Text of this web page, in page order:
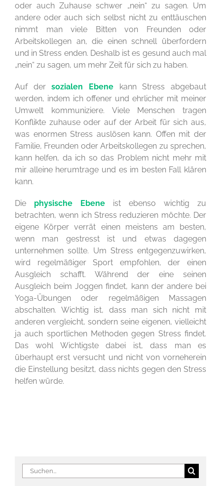
oder auch Zuhause schwer „nein“ zu sagen. Um
andere oder auch sich selbst nicht zu enttäuschen
nimmt man viele Bitten von Freunden oder
Arbeitskollegen an, die einen schnell überfordern
und in Stress enden. Deshalb ist es gesund auch mal
„nein“ zu sagen, um mehr Zeit für sich zu haben.
Auf dersozialen Ebene kann Stress abgebaut
werden, indem ich offener und ehrlicher mit meiner
Umwelt kommuniziere. Viele Menschen tragen
Konflikte zuhause oder auf der Arbeit für sich aus,
was enormen Stress auslösen kann. Offen mit der
Familie, Freunden oder Arbeitskollegen zu sprechen,
kann helfen, da ich so das Problem nicht mehr mit
mir alleine herumtrage und es im besten Fall klären
kann.
Die physische Ebene ist ebenso wichtig zu
betrachten, wenn ich Stress reduzieren möchte. Der
eigene Körper verrät einen meistens am besten,
wenn man gestresst ist und etwas dagegen
unternehmen sollte. Um Stress entgegenzuwirken,
wird regelmäßiger Sport empfohlen, der einen
Ausgleich schafft. Während der eine seinen
Ausgleich beim Joggen findet, kann der andere bei
Yoga-Übungen oder regelmäßigen Massagen
abschalten. Wichtig ist, dass man sich nicht mit
anderen vergleicht, sondern seine eigenen, vielleicht
ja auch sportlichen Methoden gegen Stress findet.
Das wohl Wichtigste dabei ist, dass man es
überhaupt erst versucht und nicht von vorneherein
die Einstellung besitzt, dass nichts gegen den Stress
helfen würde.
Suche
nach: